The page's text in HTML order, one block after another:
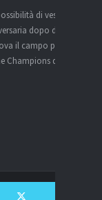
di vestire la
dopo due
il campo per
del